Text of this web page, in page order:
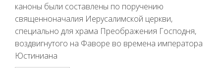
каноны были составлены по поручению
священноначалия Иерусалимской церкви,
специально для храма Преображения Господня,
воздвигнутого на Фаворе во времена императора
Юстиниана